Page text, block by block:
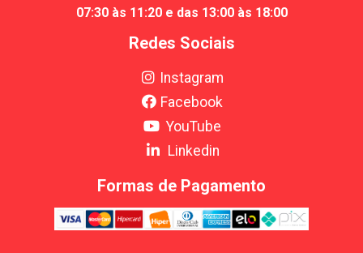
07:30 às 11:20 e das 13:00 às 18:00
Redes Sociais
Instagram
Facebook
YouTube
Linkedin
Formas de Pagamento